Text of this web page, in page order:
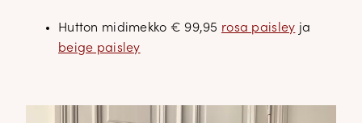
Hutton midimekko € 99,95 rosa paisley ja
beige paisley